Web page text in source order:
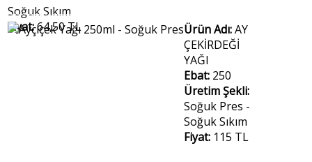
Soğuk Sıkım
Fiyat:64,50 TL Ürün Adı:AY
ÇEKİRDEĞİ
YAĞI
Ebat: 250
Üretim Şekli:
Soğuk Pres -
Soğuk Sıkım
Fiyat: 115 TL